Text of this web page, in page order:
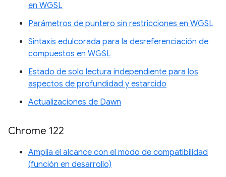
en WGSL
Parámetros de puntero sin restricciones en WGSL
Sintaxis edulcorada para la desreferenciación de
compuestos en WGSL
Estado de solo lectura independiente para los
aspectos de profundidad y estarcido
Actualizaciones de Dawn
Chrome 122
Amplía el alcance con el modo de compatibilidad
(función en desarrollo)